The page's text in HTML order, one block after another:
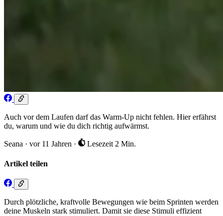
Auch vor dem Laufen darf das Warm-Up nicht fehlen. Hier erfährst
du, warum und wie du dich richtig aufwärmst.
Seana · vor 11 Jahren · Lesezeit 2 Min.
Artikel teilen
Durch plötzliche, kraftvolle Bewegungen wie beim Sprinten werden
deine Muskeln stark stimuliert. Damit sie diese Stimuli effizient